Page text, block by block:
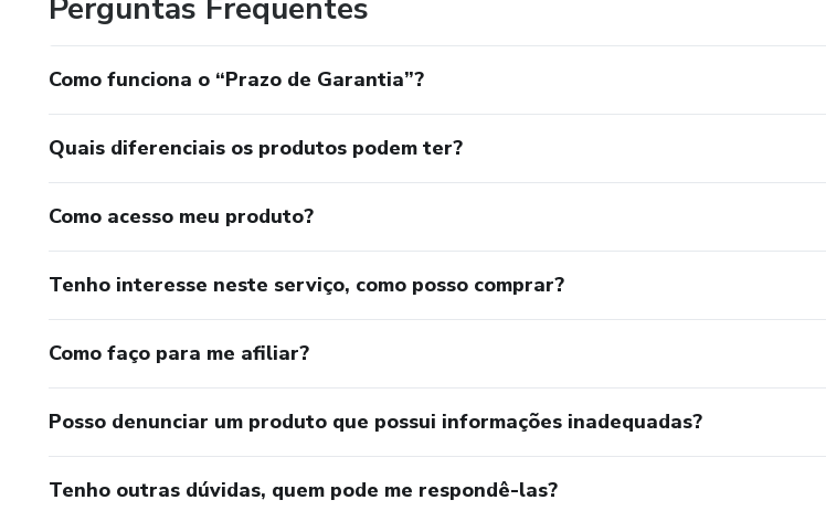
Perguntas Frequentes
Como funciona o “Prazo de Garantia”?
Quais diferenciais os produtos podem ter?
Como acesso meu produto?
Tenho interesse neste serviço, como posso comprar?
Como faço para me afiliar?
Posso denunciar um produto que possui informações inadequadas?
Tenho outras dúvidas, quem pode me respondê-las?